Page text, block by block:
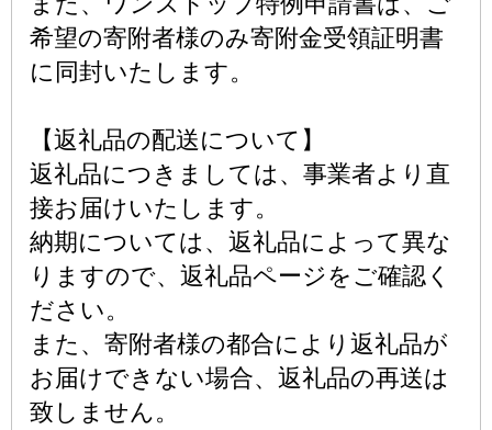
希望の寄附者様のみ寄附金受領証明書
に同封いたします。
【返礼品の配送について】
返礼品につきましては、事業者より直
接お届けいたします。
納期については、返礼品によって異な
りますので、返礼品ページをご確認く
ださい。
また、寄附者様の都合により返礼品が
お届けできない場合、返礼品の再送は
致しません。